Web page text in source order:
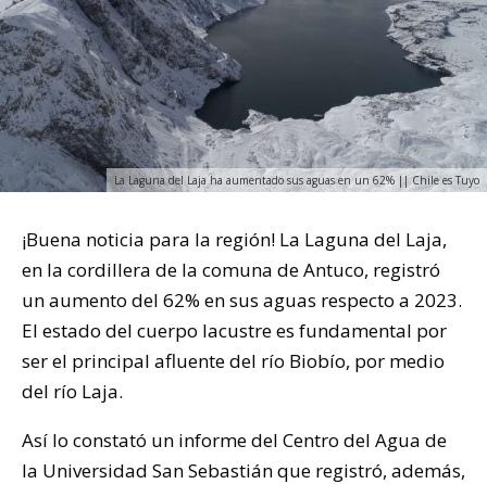
La Laguna del Laja ha aumentado sus aguas en un 62% || Chile es Tuyo
¡Buena noticia para la región! La Laguna del Laja,
en la cordillera de la comuna de Antuco, registró
un aumento del 62% en sus aguas respecto a 2023.
El estado del cuerpo lacustre es fundamental por
ser el principal afluente del río Biobío, por medio
del río Laja.
Así lo constató un informe del Centro del Agua de
la Universidad San Sebastián que registró, además,